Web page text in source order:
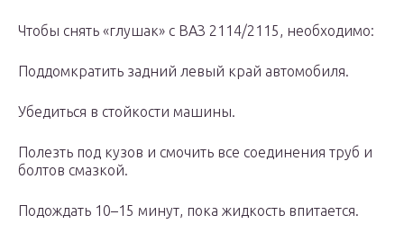
Чтобы снять «глушак» с ВАЗ 2114/2115, необходимо:
Поддомкратить задний левый край автомобиля.
Убедиться в стойкости машины.
Полезть под кузов и смочить все соединения труб и
болтов смазкой.
Подождать 10–15 минут, пока жидкость впитается.